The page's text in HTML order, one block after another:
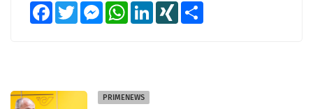
FacebookTwitter MessengerWhatsAppLinkedInXING
PRIMENEWS